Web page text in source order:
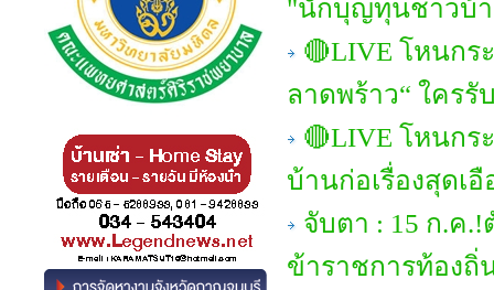
"นักบุญทุนชาวบ้า
🔴LIVE โหนกร
ลาดพร้าว“ ใครรั
🔴LIVE โหนกร
บ้านก่อเรื่องสุดเ
จับตา : 15 ก.ค
ข้าราชการท้องถิ่